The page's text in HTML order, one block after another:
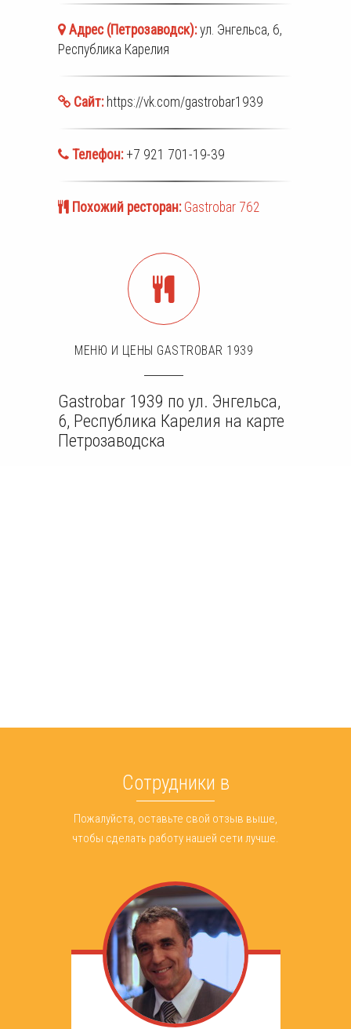
Адрес (Петрозаводск): ул. Энгельса, 6,
Республика Карелия
Сайт:https://vk.com/gastrobar1939
Телефон: +7 921 701-19-39
Похожий ресторан: Gastrobar 762
МЕНЮ И ЦЕНЫ GASTROBAR 1939
Gastrobar 1939 по ул. Энгельса,
6, Республика Карелия на карте
Петрозаводска
Сотрудники в
Пожалуйста, оставьте свой отзыв выше,
чтобы сделать работу нашей сети лучше.